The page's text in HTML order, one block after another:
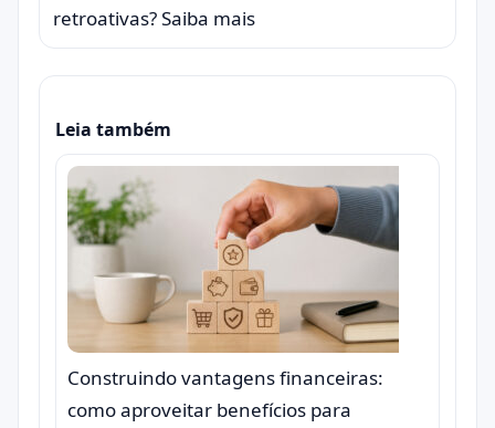
retroativas? Saiba mais
Leia também
Construindo vantagens financeiras:
como aproveitar benefícios para